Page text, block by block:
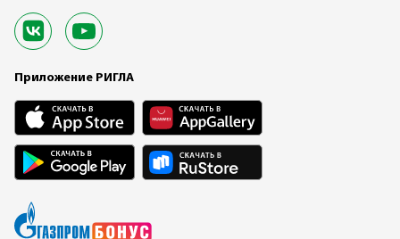
Приложение РИГЛА